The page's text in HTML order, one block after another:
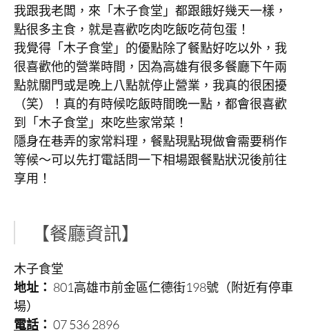
我跟我老闆，來「木子食堂」都跟餓好幾天一樣，
點很多主食，就是喜歡吃肉吃飯吃荷包蛋！
我覺得「木子食堂」的優點除了餐點好吃以外，我
很喜歡他的營業時間，因為高雄有很多餐廳下午兩
點就關門或是晚上八點就停止營業，我真的很困擾
（笑）！真的有時候吃飯時間晚一點，都會很喜歡
到「木子食堂」來吃些家常菜！
隱身在巷弄的家常料理，餐點現點現做會需要稍作
等候～可以先打電話問一下相場跟餐點狀況後前往
享用！
【餐廳資訊】
木子食堂
地址： 801高雄市前金區仁德街198號（附近有停車
場）
電話 ： 07 536 2896